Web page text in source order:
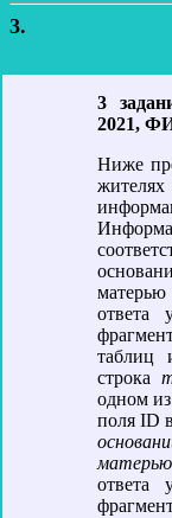
3.
3
2021,
Ниже
ответа
таблиц
строка
одном
поля ID
матерью
ответа